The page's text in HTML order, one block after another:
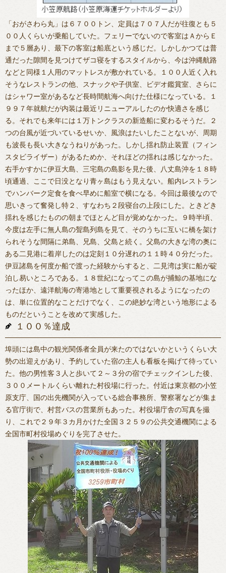
「おがさわら丸」は６７００トン、定員は７０７人だが往復とも５
００人くらいが乗船していた。フェリーでないので客室はＡからＥ
まで５層あり、最下の客室は船底という感じだ。しかしかつては普
通だった隙間を見つけてザコ寝をするスタイルから、今は沖縄航路
などと同様１人用のマットレスが敷かれている。１００人近く入れ
そうなレストランの他、スナックや子供室、ビデオ鑑賞室、さらに
はシャワー室があるなど長時間航海へ向けた仕様になっている。１
９９７年就航だが内装は最近リニューアルしたのか快適さを感じ
る。それでも来年には１万トンクラスの新造船に変わるそうだ。２
つの台風が近づいているせいか、風浪はたいしたことないが、周期
も波長も長い大きなうねりがあった。しかし揺れ防止装置（フィン
スタビライザー）があるためか、それほどの揺れは感じなかった。
右手かすかに伊豆大島、三宅島の島影を見た後、八丈島沖を１８時
頃通過、ここで日没となり青ヶ島はもう見えない。船内レストラン
でハンバーク定食を食べ早めに船室で横になる。今回は最後なので
思いきって奮発し特２、すなわち２段寝台の上段にした。ときどき
揺れを感じたものの朝までほとんど目が覚めなかった。９時半頃、
今度は左手に無人島の聟島列島を見て、そのうちに互いに橋を架け
られそうな間隔に弟島、兄島、父島と続く。父島の大きな湾の奥に
ある二見港に着岸したのは定刻１０分遅れの１１時４０分だった。
伊豆諸島を何度か船で渡った経験からすると、二見湾は実に船が碇
泊し易いところである。１８世紀になってこの島が捕鯨の基地にな
ったほか、遠洋航海の寄港地として重要視されるようになったの
は、単に位置的なことだけでなく、この絶妙な湾という地形による
ものだということを改めて実感した。
１００％達成
埠頭には島中の観光関係者全員が来たのではないかというくらい大
勢の出迎えがあり、予約していた宿の主人も看板を掲げて待ってい
た。他の男性客３人と歩いて２～３分の宿でチェックインした後、
３００メートルくらい離れた村役場に行った。付近は東京都の小笠
原支庁、国の出先機関が入っている総合事務所、警察署などが集ま
る官庁街で、村営バスの営業所もあった。村役場庁舎の写真を撮
り、これで２９年３カ月かけた全国３２５９の公共交通機関による
全国市町村役場めぐりを完了させた。